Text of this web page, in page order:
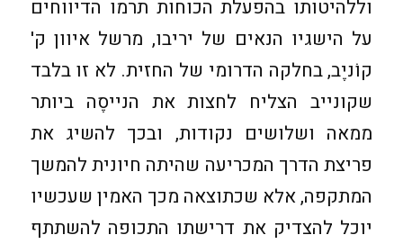
וללהיטותו בהפעלת הכוחות תרמו הדיווחים
על הישגיו הנאים של יריבו, מרשל איוון ק'
קוֹניֶב, בחלקה הדרומי של החזית. לא זו בלבד
שקונייב הצליח לחצות את הנייסֶה ביותר
ממאה ושלושים נקודות, ובכך להשיג את
פריצת הדרך המכריעה שהיתה חיונית להמשך
המתקפה, אלא שכתוצאה מכך האמין שעכשיו
יוכל להצדיק את דרישתו התכופה להשתתף